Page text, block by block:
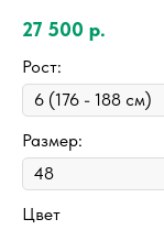
27 500 р.
Рост:
Размер:
Цвет